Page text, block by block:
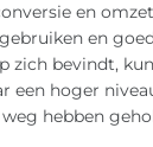
en
en
zich bevindt,
een hoger
hebben